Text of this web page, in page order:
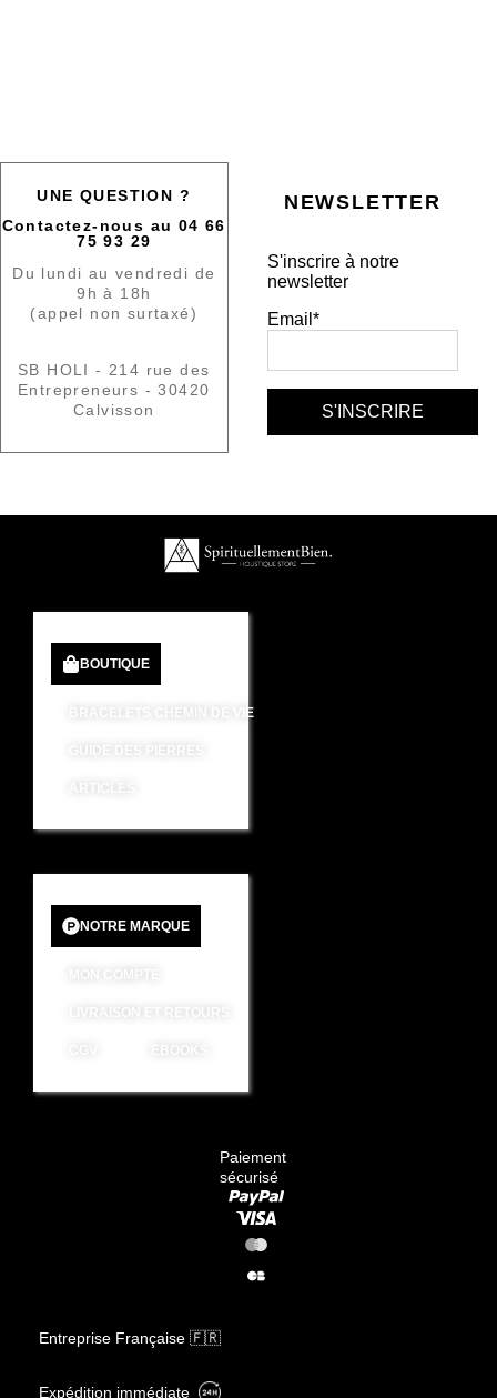
UNE QUESTION ?
Contactez-nous au 04 66
75 93 29
Du lundi au vendredi de
9h à 18h
(appel non surtaxé)
SB HOLI - 214 rue des
Entrepreneurs - 30420
Calvisson
NEWSLETTER
S'inscrire à notre
newsletter
Email*
BOUTIQUE
BRACELETS CHEMIN DE VIE
GUIDE DES PIERRES
NOTRE MARQUE
MON COMPTE
EBOOKS
Paiement
sécurisé
Expédition immédiate
Entreprise Française 🇫🇷